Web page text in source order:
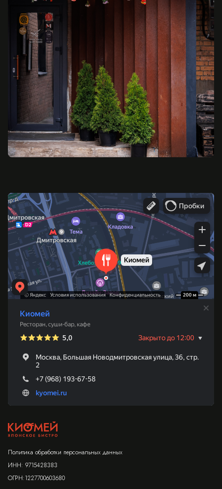
Политика обработки персональных данных
ИНН: 9715428383
ОГРН:1227700603680